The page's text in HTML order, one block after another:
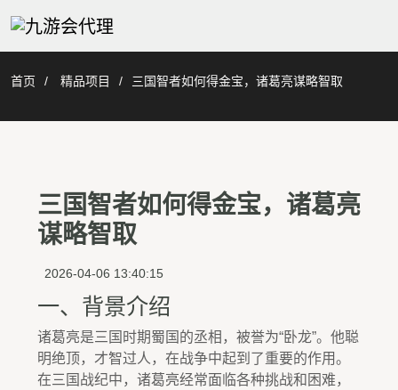
首页 精品项目 三国智者如何得金宝，诸葛亮谋略智取
三国智者如何得金宝，诸葛亮
谋略智取
2026-04-06 13:40:15
一、背景介绍
诸葛亮是三国时期蜀国的丞相，被誉为“卧龙”。他聪
明绝顶，才智过人，在战争中起到了重要的作用。
在三国战纪中，诸葛亮经常面临各种挑战和困难，